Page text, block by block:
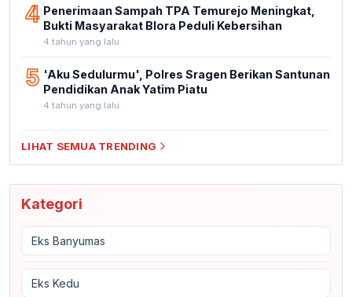
4 Penerimaan Sampah TPA Temurejo Meningkat,
Bukti Masyarakat Blora Peduli Kebersihan
4 tahun yang lalu
5 'Aku Sedulurmu', Polres Sragen Berikan Santunan
Pendidikan Anak Yatim Piatu
4 tahun yang lalu
LIHAT SEMUA TRENDING
Kategori
Eks Banyumas
Eks Kedu